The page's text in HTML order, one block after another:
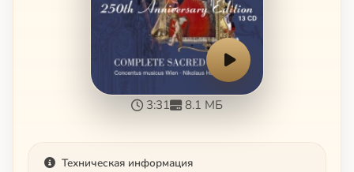
3:31 8.1 МБ
Техническая информация